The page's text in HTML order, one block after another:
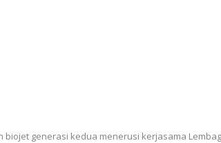
generasi kedua menerusi kerjasama